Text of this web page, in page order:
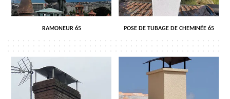
RAMONEUR 65 POSE DE TUBAGE DE CHEMINÉE 65